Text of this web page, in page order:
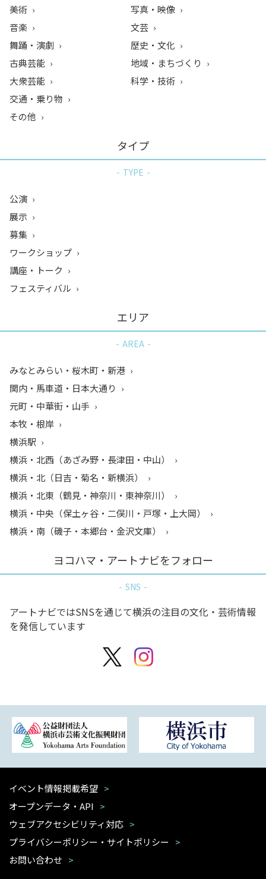
美術
音楽
舞踊・演劇
古典芸能
大衆芸能
写真・映像
文芸
歴史・文化
地域・まちづくり
科学・技術
交通・乗り物
その他
タイプ
TYPE
公演
展示
募集
ワークショップ
講座・トーク
フェスティバル
エリア
AREA
みなとみらい・桜木町・新港
関内・馬車道・日本大通り
元町・中華街・山手
本牧・根岸
横浜駅
横浜・北西（あざみ野・長津田・中山）
横浜・北（日吉・菊名・新横浜）
横浜・北東（鶴見・神奈川・東神奈川）
横浜・中央（保土ヶ谷・二俣川・戸塚・上大岡）
横浜・南（磯子・本郷台・金沢文庫）
ヨコハマ・アートナビをフォロー
SNS
アートナビではSNSを通じて横浜の注目の文化・芸術情報
を発信しています
イベント情報掲載希望
オープンデータ・API
ウェブアクセシビリティ対応
プライバシーポリシー・サイトポリシー
お問い合わせ